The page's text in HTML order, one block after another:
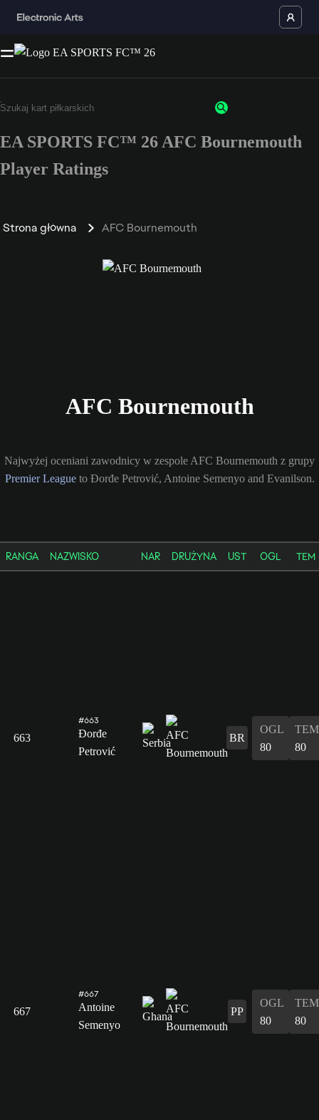
EA SPORTS FC™ 26 AFC Bournemouth
Player Ratings
Strona główna AFC Bournemouth
AFC Bournemouth
Najwyżej oceniani zawodnicy w zespole AFC Bournemouth z grupy
Premier Leagueto Đorđe Petrović, Antoine Semenyo and Evanilson.
RANGA NAZWISKO NAR DRUŻYNA UST OGL TEM
663
#663
Đorđe
Petrović
BR
OGL
80
TEM
80
667
#667
Antoine
Semenyo
PP
OGL
80
TEM
80